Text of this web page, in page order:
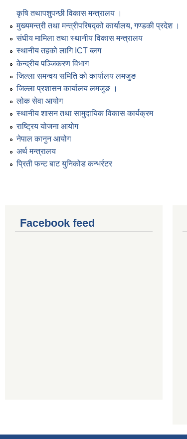
कृषि तथापशुपन्छी विकास मन्त्रालय ।
मुख्यमन्त्री तथा मन्त्रीपरिषद्को कार्यालय, गण्डकी प्रदेश ।
संघीय मामिला तथा स्थानीय विकास मन्त्रालय
स्थानीय तहको लागि ICT ब्लग
केन्द्रीय पञ्जिकरण विभाग
जिल्ला समन्वय समिति को कार्यालय लमजुङ
जिल्ला प्रशासन कार्यालय लमजुङ ।
लोक सेवा आयोग
स्थानीय शासन तथा सामुदायिक विकास कार्यक्रम
राष्ट्रिय योजना आयोग
नेपाल कानुन आयोग
अर्थ मन्त्रालय
प्रिती फन्ट बाट युनिकोड कन्भर्रटर
Facebook feed